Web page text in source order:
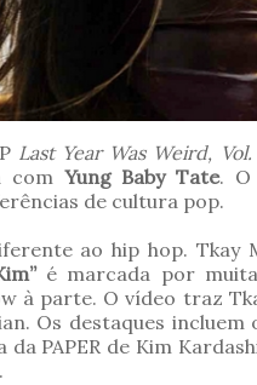
Last Year Was Weird,
com Yung Baby Tate. O
de cultura pop.
ao hip hop. Tkay
é marcada por
à parte. O vídeo traz
Os destaques
da PAPER de Kim